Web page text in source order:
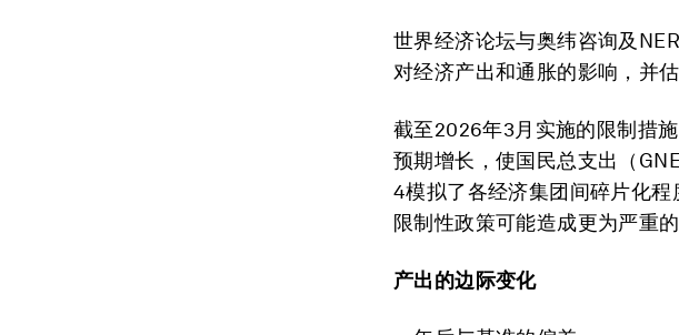
世界经济论坛与奥纬咨询及
对经济产出和通胀的影响，并
截至2026年3月实施的限制措
预期增长，使国民总支出（
4模拟了各经济集团间碎片化
限制性政策可能造成更为严重的
产出的边际变化